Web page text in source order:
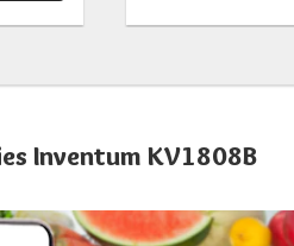
Inventum KV1808B